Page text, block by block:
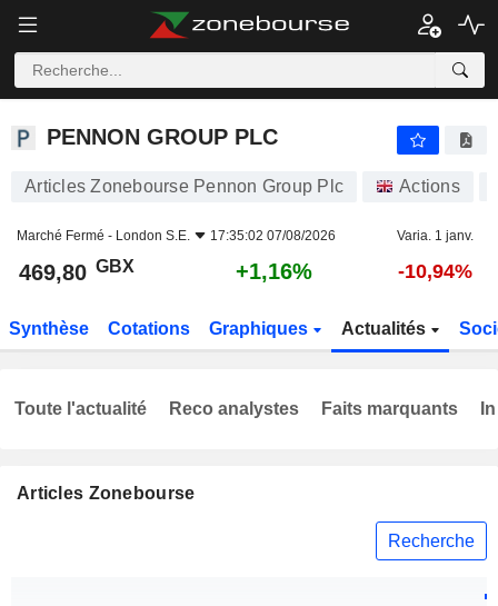
PENNON GROUP PLC
PENNON GROUP PLC
Articles Zonebourse Pennon Group Plc Actions
Marché Fermé - London S.E. 17:35:02 07/08/2026 Varia. 1 janv.
469,80 GBX +1,16% -10,94%
Synthèse Cotations Graphiques Actualités
Articles Zonebourse
Recherche
Toute l'actualité Reco analystes Faits marquants